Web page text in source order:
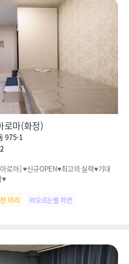
로마(화정)
975-1
로마] ♥신규OPEN♥최고의 실력♥기대
♥
아리 떠오르는별 하연